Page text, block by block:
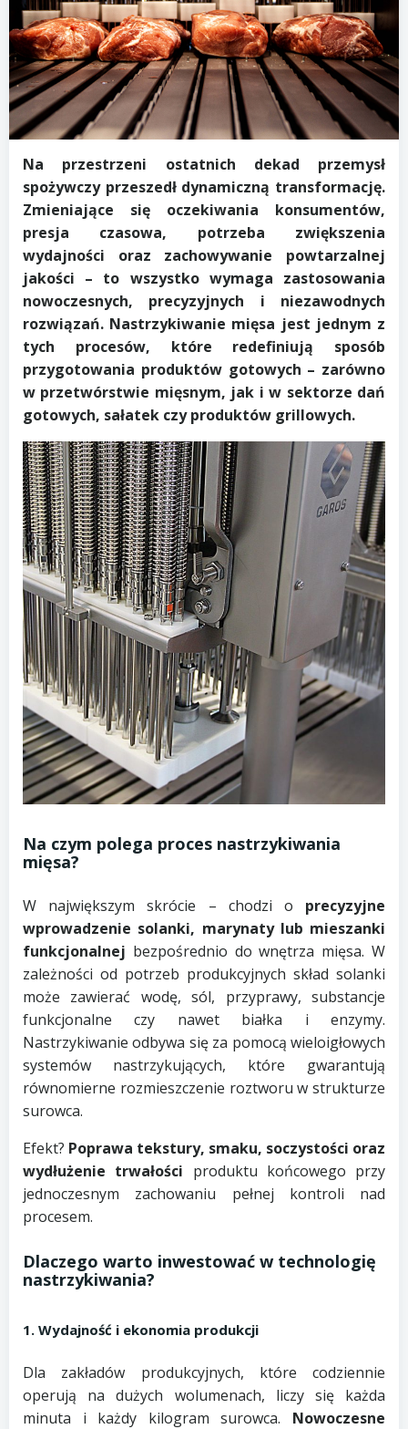
Na przestrzeni ostatnich dekad przemysł
spożywczy przeszedł dynamiczną transformację.
Zmieniające się oczekiwania konsumentów,
presja czasowa, potrzeba zwiększenia
wydajności oraz zachowywanie powtarzalnej
jakości – to wszystko wymaga zastosowania
nowoczesnych, precyzyjnych i niezawodnych
rozwiązań. Nastrzykiwanie mięsa jest jednym z
tych procesów, które redefiniują sposób
przygotowania produktów gotowych – zarówno
w przetwórstwie mięsnym, jak i w sektorze dań
gotowych, sałatek czy produktów grillowych.
Na czym polega proces nastrzykiwania
mięsa?
W największym skrócie – chodzi o precyzyjne
wprowadzenie solanki, marynaty lub mieszanki
funkcjonalnej bezpośrednio do wnętrza mięsa. W
zależności od potrzeb produkcyjnych skład solanki
może zawierać wodę, sól, przyprawy, substancje
funkcjonalne czy nawet białka i enzymy.
Nastrzykiwanie odbywa się za pomocą wieloigłowych
systemów nastrzykujących, które gwarantują
równomierne rozmieszczenie roztworu w strukturze
surowca.
Efekt? Poprawa tekstury, smaku, soczystości oraz
wydłużenie trwałości produktu końcowego przy
jednoczesnym zachowaniu pełnej kontroli nad
procesem.
Dlaczego warto inwestować w technologię
nastrzykiwania?
1. Wydajność i ekonomia produkcji
Dla zakładów produkcyjnych, które codziennie
operują na dużych wolumenach, liczy się każda
minuta i każdy kilogram surowca. Nowoczesne